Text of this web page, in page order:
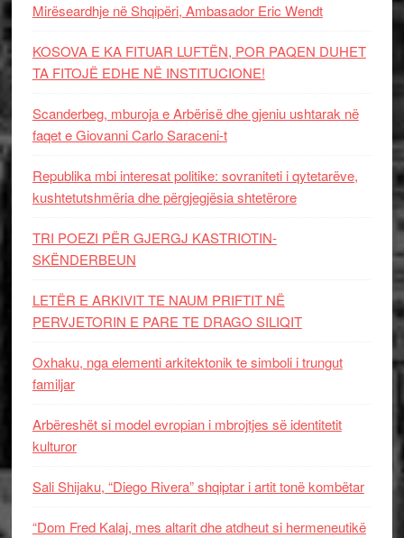
Mirëseardhje në Shqipëri, Ambasador Eric Wendt
KOSOVA E KA FITUAR LUFTËN, POR PAQEN DUHET
TA FITOJË EDHE NË INSTITUCIONE!
Scanderbeg, mburoja e Arbërisë dhe gjeniu ushtarak në
faqet e Giovanni Carlo Saraceni-t
Republika mbi interesat politike: sovraniteti i qytetarëve,
kushtetutshmëria dhe përgjegjësia shtetërore
TRI POEZI PËR GJERGJ KASTRIOTIN-
SKËNDERBEUN
LETËR E ARKIVIT TE NAUM PRIFTIT NË
PERVJETORIN E PARE TE DRAGO SILIQIT
Oxhaku, nga elementi arkitektonik te simboli i trungut
familjar
Arbëreshët si model evropian i mbrojtjes së identitetit
kulturor
Sali Shijaku, “Diego Rivera” shqiptar i artit tonë kombëtar
“Dom Fred Kalaj, mes altarit dhe atdheut si hermeneutikë